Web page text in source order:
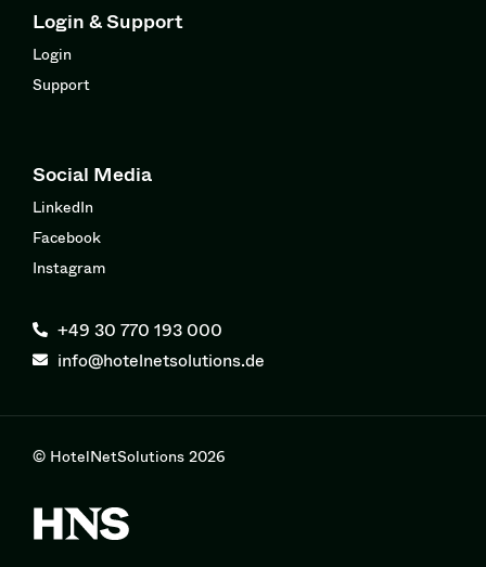
Login & Support
Login
Support
Social Media
LinkedIn
Facebook
Instagram
+49 30 770 193 000
info@hotelnetsolutions.de
© HotelNetSolutions 2026